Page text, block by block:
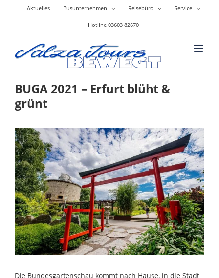
Aktuelles Busunternehmen Reisebüro Service
Hotline 03603 82670
BUGA 2021 – Erfurt blüht &
grünt
Zeige
grösseres
Bild
Die Bundesgartenschau kommt nach Hause, in die Stadt